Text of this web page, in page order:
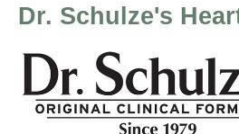
Dr. Schulze's